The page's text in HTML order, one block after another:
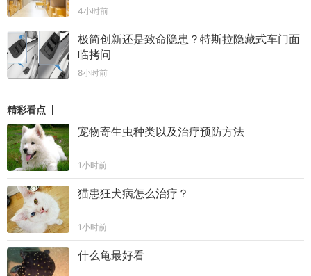
4小时前
极简创新还是致命隐患？特斯拉隐藏式车门面
临拷问
8小时前
精彩看点
宠物寄生虫种类以及治疗预防方法
1小时前
猫患狂犬病怎么治疗？
1小时前
什么龟最好看